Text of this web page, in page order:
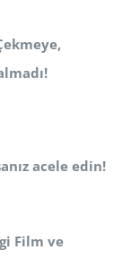
acele edin!
Film ve